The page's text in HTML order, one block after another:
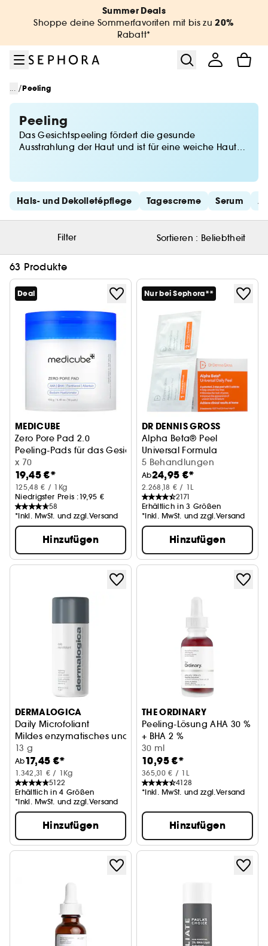
Summer Deals
Shoppe deine Sommerfavoriten mit bis zu20%
Rabatt*
... /Peeling
Peeling
Das Gesichtspeeling fördert die gesunde
Ausstrahlung der Haut und ist für eine weiche Haut
Ausstrahlung zurück. Mit Sephora wird ein Peeling
oder reinigendes Gummi von hoher Qualität für eine
gesunde Haut aufgetragen.
Schnelllinks überspringen
Hals- und Dekolletépflege Tagescreme Serum
Filter Sortieren : Beliebtheit
63 Produkte
Deal
MEDICUBE
Zero Pore Pad 2.0
Peeling-Pads für das Gesicht
x 70
19,45 €*
125,48 € / 1Kg
Niedrigster Preis :19,95 €
58
*Inkl. MwSt. und zzgl.Versand
Hinzufügen
Nur bei Sephora**
DR DENNIS GROSS
Alpha Beta® Peel
Universal Formula
5 Behandlungen
Ab24,95 €*
2.268,18 € / 1L
2171
Erhältlich in 3 Größen
*Inkl. MwSt. und zzgl.Versand
Hinzufügen
DERMALOGICA
Daily Microfoliant
Mildes enzymatisches und mechanisches Peeling
13 g
Ab17,45 €*
1.342,31 € / 1Kg
5122
Erhältlich in 4 Größen
*Inkl. MwSt. und zzgl.Versand
Hinzufügen
THE ORDINARY
Peeling-Lösung AHA 30 %
+ BHA 2 %
Peelingbehandlung
30 ml
10,95 €*
365,00 € / 1L
4128
*Inkl. MwSt. und zzgl.Versand
Hinzufügen